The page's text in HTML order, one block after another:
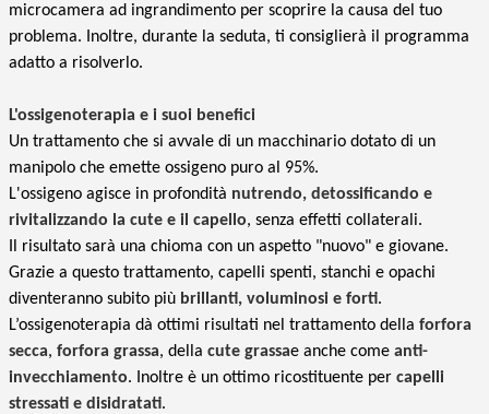
microcamera ad ingrandimento per scoprire la causa del tuo
problema. Inoltre, durante la seduta, ti consiglierà il programma
adatto a risolverlo.
L'ossigenoterapia e i suoi benefici
Un trattamento che si avvale di un macchinario dotato di un
manipolo che emette ossigeno puro al 95%.
L'ossigeno agisce in profondità nutrendo, detossificando e
rivitalizzando la cute e il capello, senza effetti collaterali.
Il risultato sarà una chioma con un aspetto "nuovo" e giovane.
Grazie a questo trattamento, capelli spenti, stanchi e opachi
diventeranno subito più brillanti, voluminosi e forti.
L’ossigenoterapia dà ottimi risultati nel trattamento della forfora
secca, forfora grassa, della cute grassae anche come anti-
invecchiamento. Inoltre è un ottimo ricostituente per capelli
stressati e disidratati.